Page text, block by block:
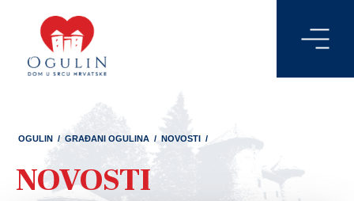
OGULIN / GRAĐANI OGULINA / NOVOSTI /
NOVOSTI